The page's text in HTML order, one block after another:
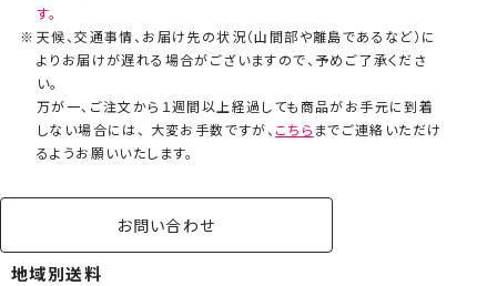
す。
天候、交通事情、お届け先の状況（山間部や離島であるなど）に
よりお届けが遅れる場合がございますので、予めご了承くださ
い。
万が一、ご注文から１週間以上経過しても商品がお手元に到着
しない場合には、 大変お手数ですが、 こちら までご連絡いただけ
るようお願いいたします。
お問い合わせ
地域別送料